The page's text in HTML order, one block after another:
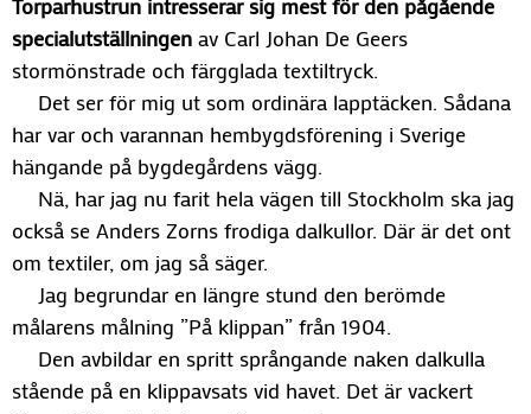
Torparhustrun intresserar sig mest för den pågående
specialutställningen av Carl Johan De Geers
stormönstrade och färgglada textiltryck.
Det ser för mig ut som ordinära lapptäcken. Sådana
har var och varannan hembygdsförening i Sverige
hängande på bygdegårdens vägg.
Nä, har jag nu farit hela vägen till Stockholm ska jag
också se Anders Zorns frodiga dalkullor. Där är det ont
om textiler, om jag så säger.
Jag begrundar en längre stund den berömde
målarens målning ”På klippan” från 1904.
Den avbildar en spritt språngande naken dalkulla
stående på en klippavsats vid havet. Det är vackert